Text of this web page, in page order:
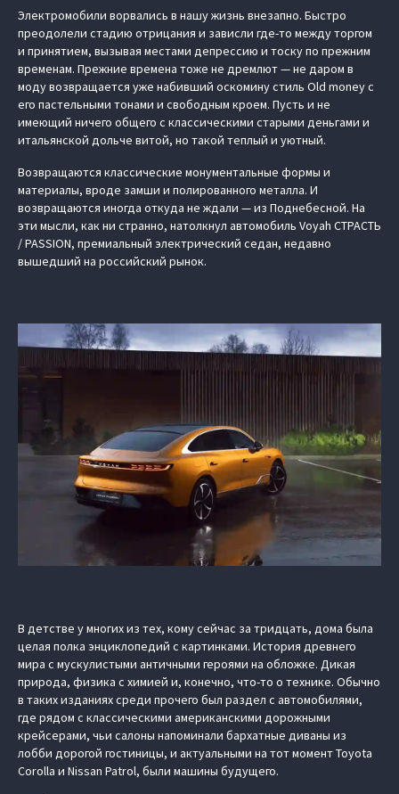
Электромобили ворвались в нашу жизнь внезапно. Быстро
преодолели стадию отрицания и зависли где-то между торгом
и принятием, вызывая местами депрессию и тоску по прежним
временам. Прежние времена тоже не дремлют — не даром в
моду возвращается уже набивший оскомину стиль Old money с
его пастельными тонами и свободным кроем. Пусть и не
имеющий ничего общего с классическими старыми деньгами и
итальянской дольче витой, но такой теплый и уютный.
Возвращаются классические монументальные формы и
материалы, вроде замши и полированного металла. И
возвращаются иногда откуда не ждали — из Поднебесной. На
эти мысли, как ни странно, натолкнул автомобиль Voyah СТРАСТЬ
/ PASSION, премиальный электрический седан, недавно
вышедший на российский рынок.
В детстве у многих из тех, кому сейчас за тридцать, дома была
целая полка энциклопедий с картинками. История древнего
мира с мускулистыми античными героями на обложке. Дикая
природа, физика с химией и, конечно, что-то о технике. Обычно
в таких изданиях среди прочего был раздел с автомобилями,
где рядом с классическими американскими дорожными
крейсерами, чьи салоны напоминали бархатные диваны из
лобби дорогой гостиницы, и актуальными на тот момент Toyota
Corolla и Nissan Patrol, были машины будущего.